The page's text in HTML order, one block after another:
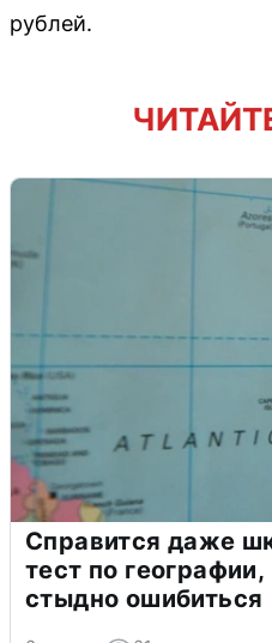
рублей.
Справится даже
тест по
стыдно ошибиться